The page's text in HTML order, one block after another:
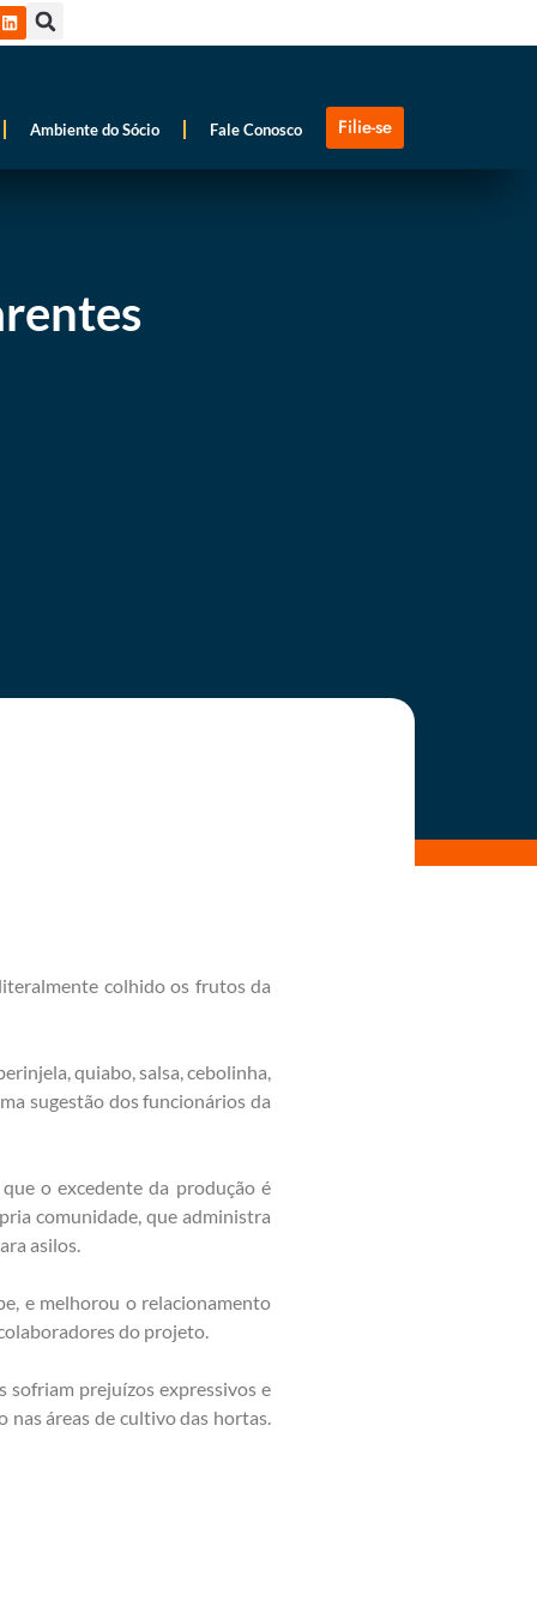
Ambiente do Sócio Fale Conosco Filie-se
colhido os frutos da
quiabo, salsa, cebolinha,
sugestão dos funcionários da
o excedente da produção é
comunidade, que administra
asilos.
e melhorou o relacionamento
do projeto.
sofriam prejuízos expressivos e
nas áreas de cultivo das hortas.